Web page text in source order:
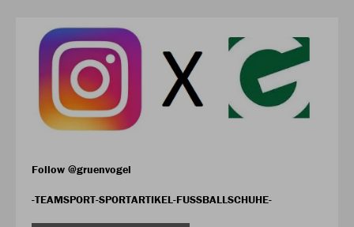
Follow @gruenvogel
-TEAMSPORT-SPORTARTIKEL-FUSSBALLSCHUHE-